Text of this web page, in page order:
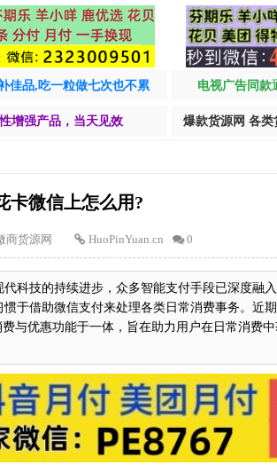
佳品,吃一粒做七次也不累 电视广告同款
增强产品，当天见效 爆款货源网 各
卡微信上怎么用?
商货源网 HuoPinYuan.cn 0
科技的持续进步，众多智能支付手段已深度融
于借助微信支付来处理各类日常消费事务。近
与优惠功能于一体，旨在助力用户在日常消费中